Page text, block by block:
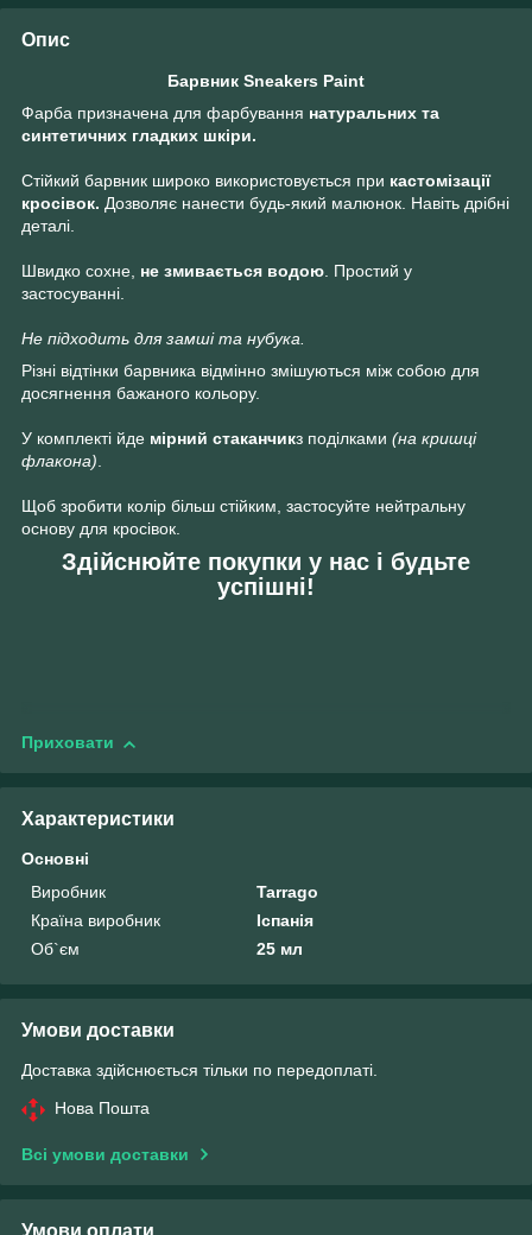
Опис
Барвник Sneakers Paint
Фарба призначена для фарбування натуральних та
синтетичних гладких шкіри.
Стійкий барвник широко використовується при кастомізації
кросівок. Дозволяє нанести будь-який малюнок. Навіть дрібні
деталі.
Швидко сохне, не змивається водою . Простий у
застосуванні.
Не підходить для замші та нубука.
Різні відтінки барвника відмінно змішуються між собою для
досягнення бажаного кольору.
У комплекті йде мірний стаканчикз поділками (на кришці
флакона)
Щоб зробити колір більш стійким, застосуйте нейтральну
основу для кросівок.
Здійснюйте покупки у нас і будьте
успішні!
Приховати
Характеристики
Основні
Виробник
Tarrago
Країна виробник
Іспанія
Об`єм
25 мл
Умови доставки
Доставка здійснюється тільки по передоплаті.
Нова Пошта
Всі умови доставки